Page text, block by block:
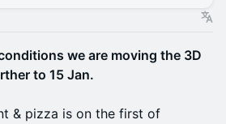
we are moving the 3D
to 15 Jan.
& pizza is on the first of